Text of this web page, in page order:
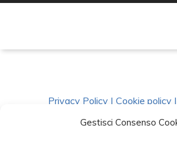
Gestisci Consenso
Privacy Policy | Cookie policy |
Condizioni|Richiedi